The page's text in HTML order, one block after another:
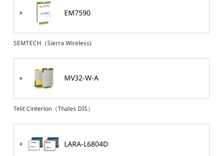
EM7590
SEMTECH（Sierra Wireless)
MV32-W-A
Telit Cinterion（Thales DIS）
LARA-L6804D